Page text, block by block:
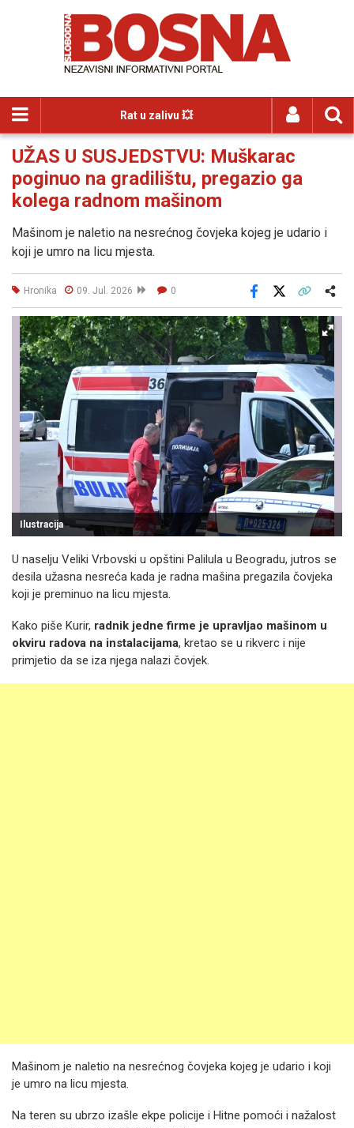
Rat u zalivu 💥
UŽAS U SUSJEDSTVU: Muškarac
poginuo na gradilištu, pregazio ga
kolega radnom mašinom
Mašinom je naletio na nesrećnog čovjeka kojeg je udario i
koji je umro na licu mjesta.
Hronika 09. Jul. 2026 0
Facebook
Ilustracija
U naselju Veliki Vrbovski u opštini Palilula u Beogradu, jutros se
desila užasna nesreća kada je radna mašina pregazila čovjeka
koji je preminuo na licu mjesta.
Kako piše Kurir, radnik jedne firme je upravljao mašinom u
okviru radova na instalacijama, kretao se u rikverc i nije
primjetio da se iza njega nalazi čovjek.
Mašinom je naletio na nesrećnog čovjeka kojeg je udario i koji
je umro na licu mjesta.
Na teren su ubrzo izašle ekpe policije i Hitne pomoći i nažalost